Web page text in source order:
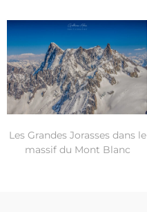
Les Grandes Jorasses dans le
massif du Mont Blanc